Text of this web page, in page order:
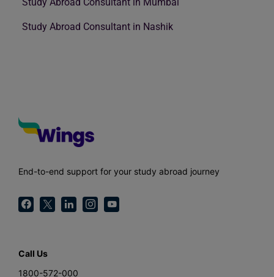
Study Abroad Consultant in Nashik
End-to-end support for your study abroad journey
Call Us
1800-572-000